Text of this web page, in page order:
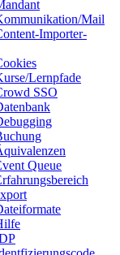
Mail
Importer-
Lernpfade
SSO
Queue